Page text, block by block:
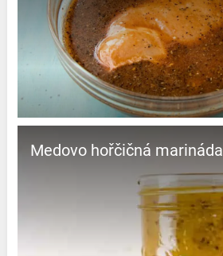
Medovo hořčičná marináda